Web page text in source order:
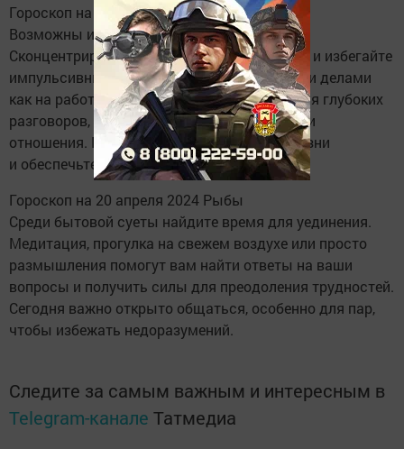
Гороскоп на 20 апреля 2024 Водолей
Возможны изменения в финансовой сфере.
Сконцентрируйтесь на долгосрочных целях и избегайте
импульсивных трат. Занимайтесь текущими делами
как на работе, так и дома. Уделите время для глубоких
разговоров, которые помогут укрепить ваши
отношения. Помните о здоровом образе жизни
и обеспечьте себе достаточный отдых.
Гороскоп на 20 апреля 2024 Рыбы
Среди бытовой суеты найдите время для уединения.
Медитация, прогулка на свежем воздухе или просто
размышления помогут вам найти ответы на ваши
вопросы и получить силы для преодоления трудностей.
Сегодня важно открыто общаться, особенно для пар,
чтобы избежать недоразумений.
Следите за самым важным и интересным в
Telegram-канале Татмедиа